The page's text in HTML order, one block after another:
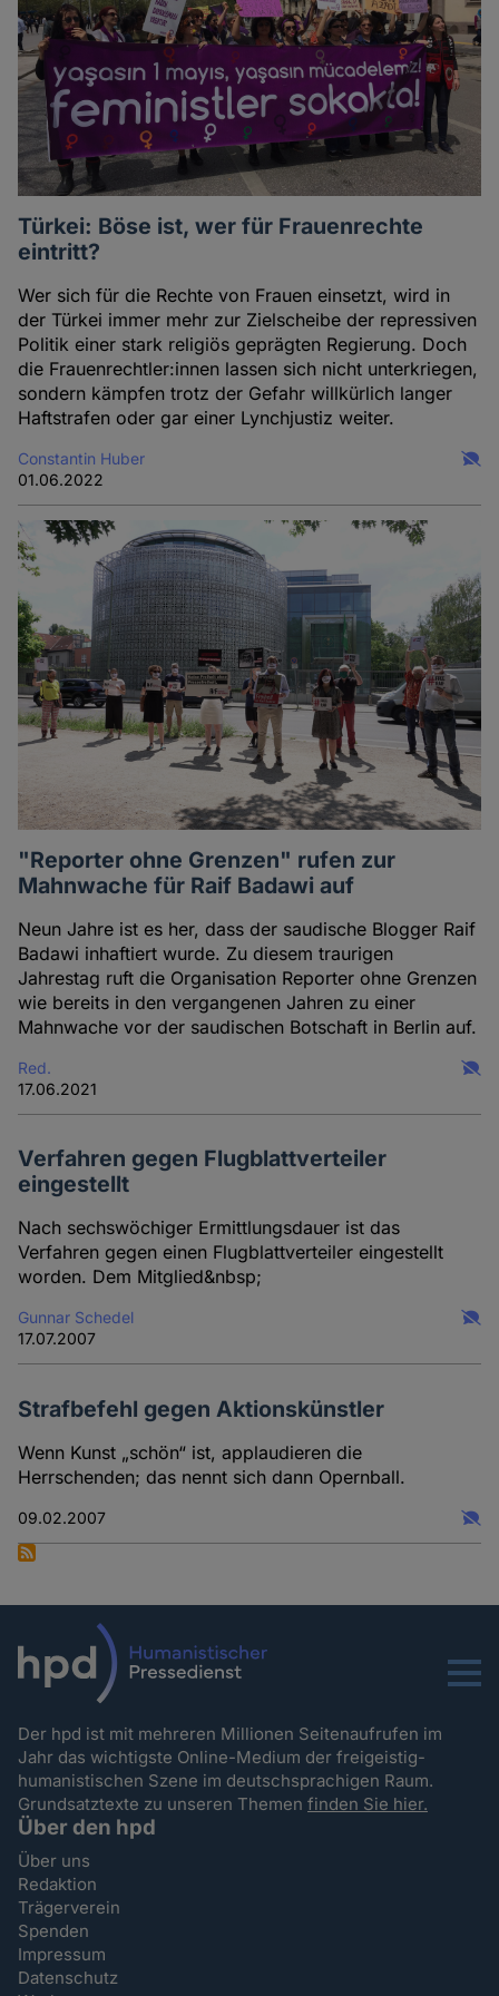
Türkei: Böse ist, wer für Frauenrechte
eintritt?
Wer sich für die Rechte von Frauen einsetzt, wird in
der Türkei immer mehr zur Zielscheibe der repressiven
Politik einer stark religiös geprägten Regierung. Doch
die Frauenrechtler:innen lassen sich nicht unterkriegen,
sondern kämpfen trotz der Gefahr willkürlich langer
Haftstrafen oder gar einer Lynchjustiz weiter.
Constantin Huber
01.06.2022
"Reporter ohne Grenzen" rufen zur
Mahnwache für Raif Badawi auf
Neun Jahre ist es her, dass der saudische Blogger Raif
Badawi inhaftiert wurde. Zu diesem traurigen
Jahrestag ruft die Organisation Reporter ohne Grenzen
wie bereits in den vergangenen Jahren zu einer
Mahnwache vor der saudischen Botschaft in Berlin auf.
Red.
17.06.2021
Verfahren gegen Flugblattverteiler
eingestellt
Nach sechswöchiger Ermittlungsdauer ist das
Verfahren gegen einen Flugblattverteiler eingestellt
worden. Dem Mitglied&nbsp;
Gunnar Schedel
17.07.2007
Strafbefehl gegen Aktionskünstler
Wenn Kunst „schön“ ist, applaudieren die
Herrschenden; das nennt sich dann Opernball.
09.02.2007
Menu
Der hpd ist mit mehreren Millionen Seitenaufrufen im
Jahr das wichtigste Online-Medium der freigeistig-
humanistischen Szene im deutschsprachigen Raum.
Grundsatztexte zu unseren Themenfinden Sie hier.
Über den hpd
Über uns
Redaktion
Trägerverein
Spenden
Impressum
Datenschutz